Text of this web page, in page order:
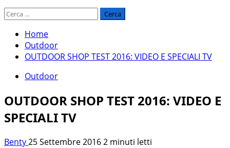
Ricerca
Home
Outdoor
OUTDOOR SHOP TEST 2016: VIDEO E SPECIALI TV
Outdoor
OUTDOOR SHOP TEST 2016: VIDEO E
SPECIALI TV
Benty25 Settembre 20162 minuti letti